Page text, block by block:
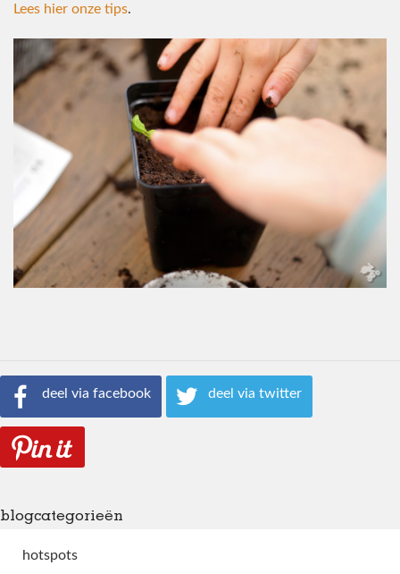
Lees hier onze tips.
deel via facebook deel via twitter
blogcategorieën
hotspots